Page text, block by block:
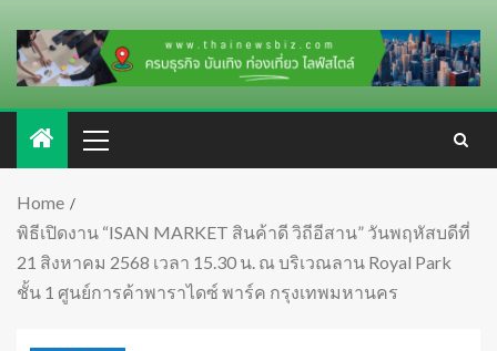
Home
พิธีเปิดงาน “ISAN MARKET สินค้าดี วิถีอีสาน” วันพฤหัสบดีที่
21 สิงหาคม 2568 เวลา 15.30 น. ณ บริเวณลาน Royal Park
ชั้น 1 ศูนย์การค้าพาราไดซ์ พาร์ค กรุงเทพมหานคร